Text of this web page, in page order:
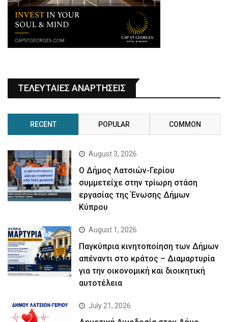
ΤΕΛΕΥΤΑΙΕΣ ΑΝΑΡΤΗΣΕΙΣ
RECENT POPULAR COMMON
August 3, 2026
Ο Δήμος Λατσιών-Γερίου
συμμετείχε στην τρίωρη στάση
εργασίας της Ένωσης Δήμων
Κύπρου
August 1, 2026
Παγκύπρια κινητοποίηση των Δήμων
απέναντι στο κράτος – Διαμαρτυρία
για την οικονομική και διοικητική
αυτοτέλεια
July 21, 2026